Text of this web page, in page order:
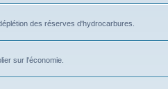
des réserves d'hydrocarbures.
sur l'économie.